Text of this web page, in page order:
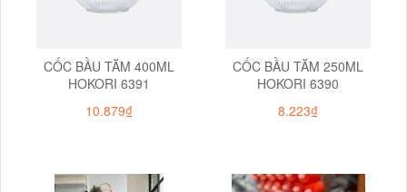
CỐC BẦU TĂM 400ML
HOKORI 6391
10.879₫
CỐC BẦU TĂM 250ML
HOKORI 6390
8.223₫